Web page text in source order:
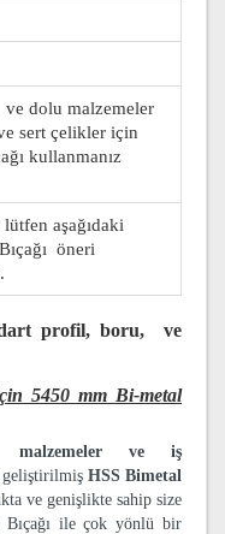
dolu malzemeler
sert çelikler için
kullanmanız
aşağıdaki
öneri
profil, boru, ve
5450 mm Bi-metal
malzemeler ve iş
geliştirilmiş HSS Bimetal
ve genişlikte sahip size
Bıçağı ile çok yönlü bir